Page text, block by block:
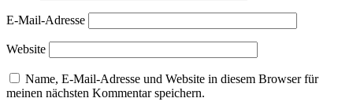
E-Mail-Adresse
Website
Name, E-Mail-Adresse und Website in diesem Browser für
meinen nächsten Kommentar speichern.